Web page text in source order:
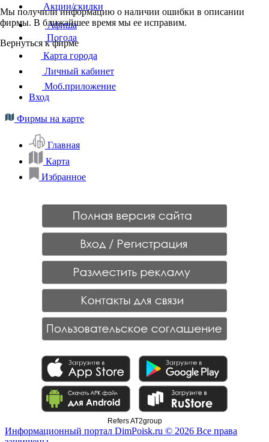
Мы получили информацию о наличии ошибки в описании
фирмы. В ближайшее время мы ее исправим.
Вернуться к фирме
Акции/скидки
Афиша
Погода
Карта города
Личный кабинет
Моб.приложение
Вход
Фирмы на карте
Главная
Карта
Избранное
Refers AT2group
Информационный портал DimPoisk.ru © 2026 Все права